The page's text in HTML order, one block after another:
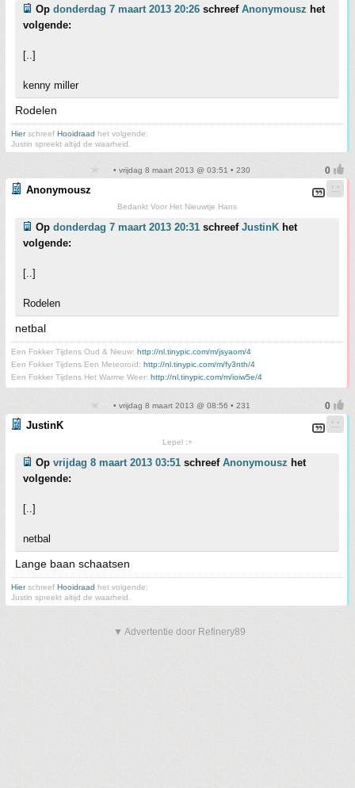
Op donderdag 7 maart 2013 20:26 schreef Anonymousz het
volgende:
[..]
kenny miller
Rodelen
Hierschreef Hooidraad het volgende:
Justin spreekt altijd de waarheid.
• vrijdag 8 maart 2013 @ 03:51 • 230
Anonymousz
Bedankt Voor Het Nieuwtje Hans
Op donderdag 7 maart 2013 20:31 schreef JustinK het
volgende:
[..]
Rodelen
netbal
Een Fokker Tijdens Oud & Nieuw: http://nl.tinypic.com/m/jsyaom/4
Een Fokker Tijdens Een Meteoroïd: http://nl.tinypic.com/m/fy3nth/4
Een Fokker Tijdens Het Warme Weer: http://nl.tinypic.com/m/ioiw5e/4
• vrijdag 8 maart 2013 @ 08:56 • 231
JustinK
Lepel :+
Op vrijdag 8 maart 2013 03:51 schreef Anonymousz het
volgende:
[..]
netbal
Lange baan schaatsen
Hierschreef Hooidraad het volgende:
Justin spreekt altijd de waarheid.
▼ Advertentie door Refinery89